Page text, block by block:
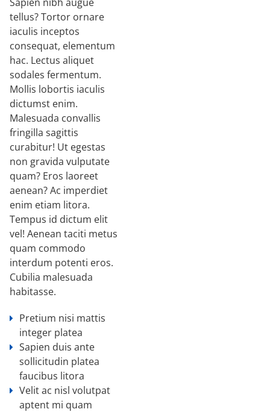
tellus? Tortor ornare
iaculis inceptos
consequat, elementum
hac. Lectus aliquet
sodales fermentum.
Mollis lobortis iaculis
dictumst enim.
Malesuada convallis
fringilla sagittis
curabitur! Ut egestas
non gravida vulputate
quam? Eros laoreet
aenean? Ac imperdiet
enim etiam litora.
Tempus id dictum elit
vel! Aenean taciti metus
quam commodo
interdum potenti eros.
Cubilia malesuada
habitasse.
Pretium nisi mattis
integer platea
Sapien duis ante
sollicitudin platea
faucibus litora
Velit ac nisl volutpat
aptent mi quam